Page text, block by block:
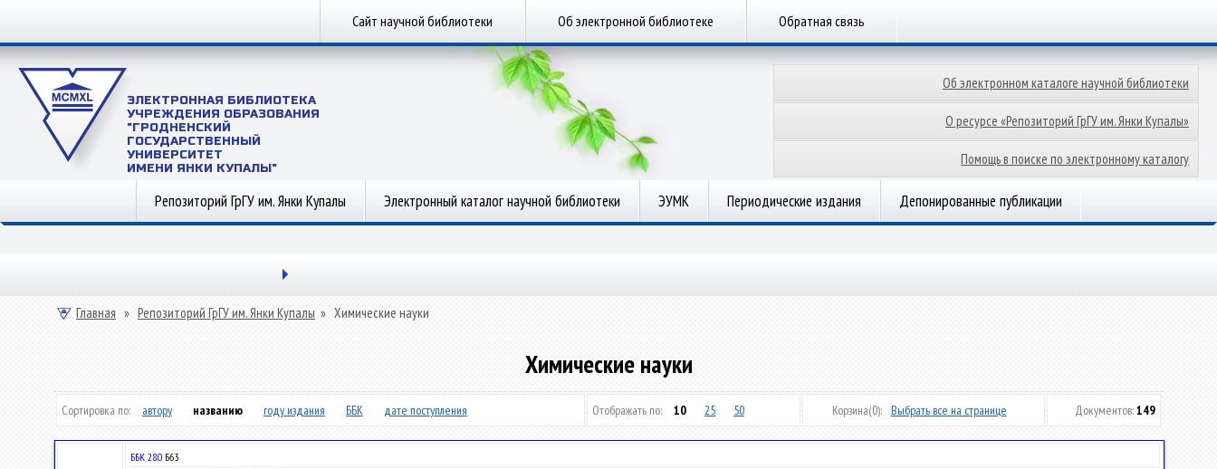
Сайт научной библиотеки Об электронной библиотеке Обратная связь
ЭЛЕКТРОННАЯ БИБЛИОТЕКА
УЧРЕЖДЕНИЯ ОБРАЗОВАНИЯ
"ГРОДНЕНСКИЙ
ГОСУДАРСТВЕННЫЙ
УНИВЕРСИТЕТ
ИМЕНИ ЯНКИ КУПАЛЫ"
Об электронном каталоге научной библиотеки
О ресурсе «Репозиторий ГрГУ им. Янки Купалы»
Помощь в поиске по электронному каталогу
Репозиторий ГрГУ им. Янки Купалы Электронный каталог научной библиотеки ЭУМК Периодические издания Депонированные публикации
Главная » Репозиторий ГрГУ им. Янки Купалы » Химические науки
Химические науки
Сортировка по: автору названию году издания ББК дате поступления Отображать по: 10 25 50 Корзина(0): Выбрать все на странице Документов:149
ББК 28.0 Б63